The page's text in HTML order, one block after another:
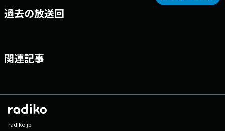
過去の放送回
関連記事
radiko.jp